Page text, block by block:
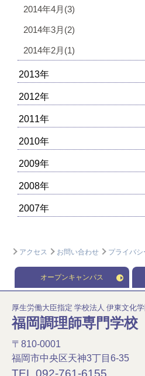
2014年4月(3)
2014年3月(2)
2014年2月(1)
2013年
2012年
2011年
2010年
2009年
2008年
2007年
アクセス お問い合わせ プライバ
オープンキャンパス
厚生労働大臣指定 学校法人 伊東文化学
福岡調理師専門学校
〒810-0001
福岡市中央区天神3丁目6-35
TEL.092-761-6155